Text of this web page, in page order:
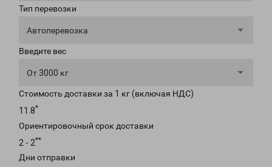
Тип перевозки
Автоперевозка
Введите вес
От 3000 кг
Стоимость доставки за 1 кг (включая НДС)
11.8*
Ориентировочный срок доставки
2 - 2**
Дни отправки